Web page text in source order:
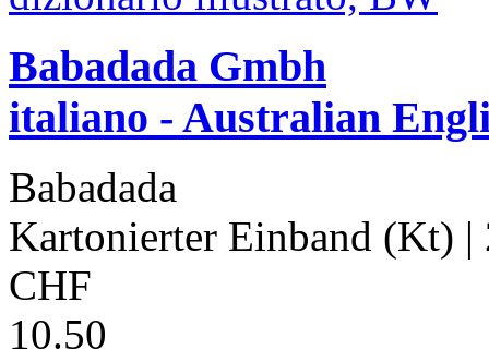
Babadada Gmbh
italiano - Australian
Babadada
Kartonierter Einband (Kt) |
CHF
10.50